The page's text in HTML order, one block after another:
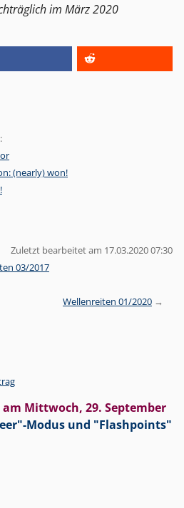
im März 2020
(nearly) won!
Zuletzt bearbeitet am 17.03.2020 07:30
03/2017
Wellenreiten 01/2020
am Mittwoch, 29. September
Modus und "Flashpoints"